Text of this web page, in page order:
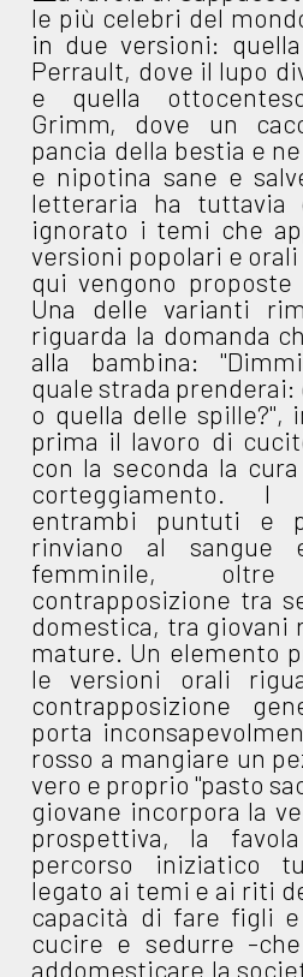
le più celebri del
in due versioni:
Perrault, dove il lupo
e quella
Grimm, dove un
pancia della bestia e
e nipotina sane e
letteraria ha tuttavia
ignorato i temi che
versioni popolari e
qui vengono
Una delle varianti
riguarda la domanda
alla bambina:
quale strada prenderai:
o quella delle spille?",
prima il lavoro di
con la seconda la
corteggiamento.
entrambi puntuti e
rinviano al sangue
femminile,
contrapposizione tra
domestica, tra giovani
mature. Un elemento
le versioni orali
contrapposizione
porta
rosso a mangiare un
vero e proprio "pasto
giovane incorpora la
prospettiva, la
percorso iniziatico
legato ai temi e ai riti
capacità di fare figli
cucire e sedurre -
addomesticare la